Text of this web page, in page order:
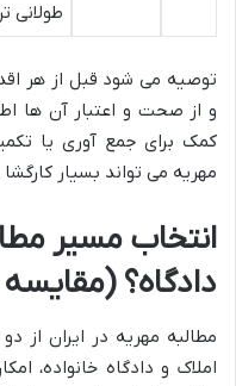
طولانی
توصیه می شود قبل از هر
و از صحت و اعتبار آن ها
کمک برای جمع آوری یا
مهریه می تواند بسیار
انتخاب مسیر
دادگاه؟
مطالبه مهریه در ایران از
املاک و دادگاه خانواده،